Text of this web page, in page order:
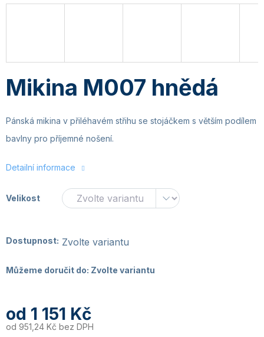
Mikina M007 hnědá
Pánská mikina v přiléhavém střihu se stojáčkem s větším podílem
bavlny pro příjemné nošení.
Detailní informace
Velikost
Dostupnost: Zvolte variantu
Můžeme doručit do: Zvolte variantu
od 1 151 Kč
od 951,24 Kč bez DPH